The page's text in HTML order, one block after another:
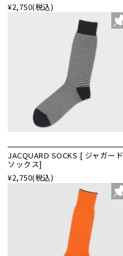
¥2,750(税込)
JACQUARD SOCKS [ ジャガード
ソックス]
¥2,750(税込)